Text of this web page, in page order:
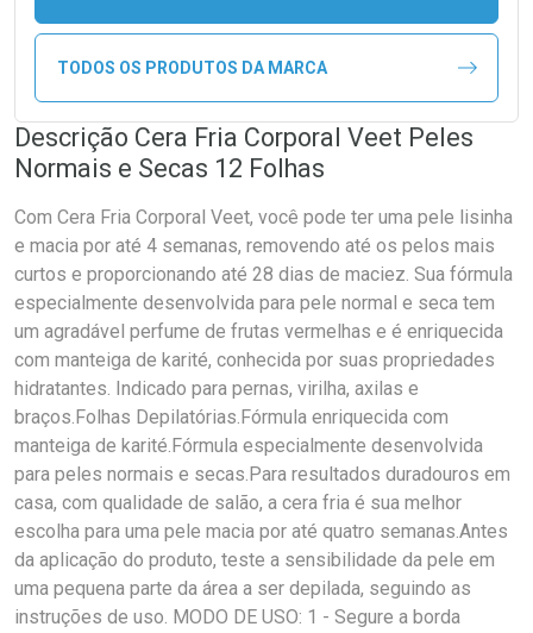
TODOS OS PRODUTOS DA MARCA
Descrição Cera Fria Corporal Veet Peles
Normais e Secas 12 Folhas
Com Cera Fria Corporal Veet, você pode ter uma pele lisinha
e macia por até 4 semanas, removendo até os pelos mais
curtos e proporcionando até 28 dias de maciez. Sua fórmula
especialmente desenvolvida para pele normal e seca tem
um agradável perfume de frutas vermelhas e é enriquecida
com manteiga de karité, conhecida por suas propriedades
hidratantes. Indicado para pernas, virilha, axilas e
braços.Folhas Depilatórias.Fórmula enriquecida com
manteiga de karité.Fórmula especialmente desenvolvida
para peles normais e secas.Para resultados duradouros em
casa, com qualidade de salão, a cera fria é sua melhor
escolha para uma pele macia por até quatro semanas.Antes
da aplicação do produto, teste a sensibilidade da pele em
uma pequena parte da área a ser depilada, seguindo as
instruções de uso. MODO DE USO: 1 - Segure a borda